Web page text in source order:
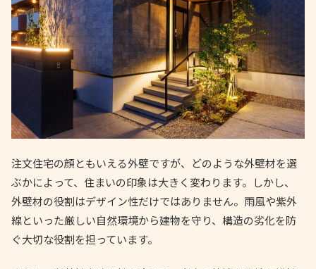
注文住宅の顔ともいえる外壁ですが、どのような外壁材を選
ぶかによって、住まいの印象は大きく変わります。しかし、
外壁材の役割はデザイン性だけではありません。雨風や紫外
線といった厳しい自然環境から建物を守り、構造の劣化を防
ぐ大切な役割を担っています。